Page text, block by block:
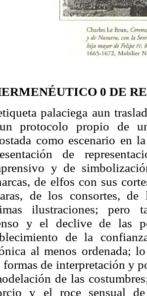
0 DE
palaciega aun
protocolo propio de
como escenario en
de
y de
de elfos con sus
de los consortes,
ilustraciones; pero
y el declive de las
de la
al menos ordenada;
formas de interpretación y
de las
y el roce sensual de